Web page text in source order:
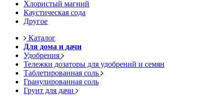
Хлористый магний
Каустическая сода
Другое
Каталог
Для дома и дачи
Удобрения
Тележки дозаторы для удобрений и семян
Таблетированная соль
Гранулированная соль
Грунт для дачи